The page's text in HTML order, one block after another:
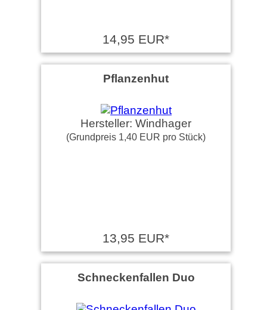
14,95 EUR*
Pflanzenhut
Hersteller: Windhager
(Grundpreis 1,40 EUR pro Stück)
13,95 EUR*
Schneckenfallen Duo